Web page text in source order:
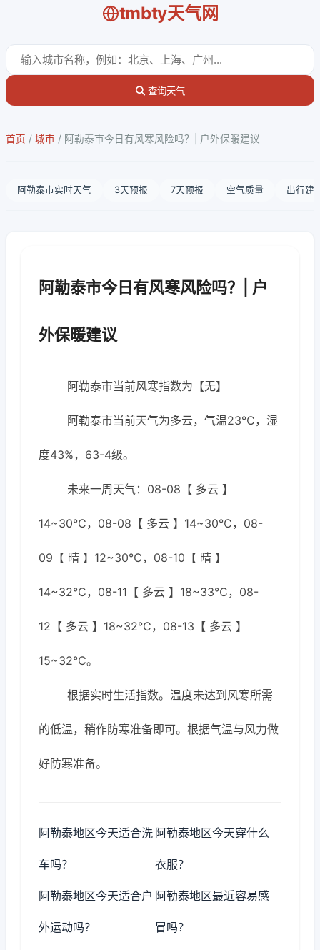
tmbty天气网
查询天气
首页 / 城市 / 阿勒泰市今日有风寒风险吗？| 户外保暖建议
阿勒泰市实时天气 3天预报 7天预报 空气质量 出行建
阿勒泰市今日有风寒风险吗？| 户
外保暖建议
阿勒泰市当前风寒指数为【无】
阿勒泰市当前天气为多云，气温23℃，湿
度43%，63-4级。
未来一周天气：08-08【 多云 】
14~30℃，08-08【 多云 】14~30℃，08-
09【 晴 】12~30℃，08-10【 晴 】
14~32℃，08-11【 多云 】18~33℃，08-
12【 多云 】18~32℃，08-13【 多云 】
15~32℃。
根据实时生活指数。温度未达到风寒所需
的低温，稍作防寒准备即可。根据气温与风力做
好防寒准备。
阿勒泰地区今天适合洗
车吗？
阿勒泰地区今天穿什么
衣服？
阿勒泰地区今天适合户
外运动吗？
阿勒泰地区最近容易感
冒吗？